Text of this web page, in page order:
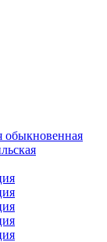
обыкновенная